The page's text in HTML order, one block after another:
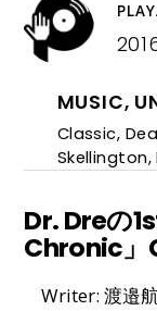
MUSIC,
Classic,
Skellington,
Dr. Dreの
Chronic」
Writer: 渡邉